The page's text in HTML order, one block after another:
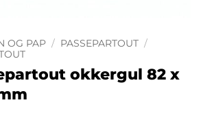
OG PAP / PASSEPARTOUT /
okkergul 82 x